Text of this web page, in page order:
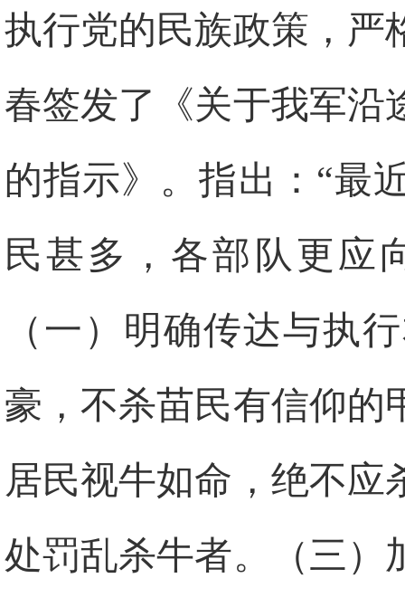
执行党的民族政策，严
春签发了《关于我军沿
的指示》。指出：“最
民甚多，各部队更应
（一）明确传达与执
豪，不杀苗民有信仰的
居民视牛如命，绝不应
处罚乱杀牛者。（三）